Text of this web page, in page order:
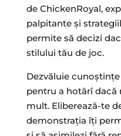
de ChickenRoyal,
palpitante și
permite să decizi
stilului tău de joc.
Dezvăluie
pentru a hotărî
mult. Eliberează-te
demonstrația îți